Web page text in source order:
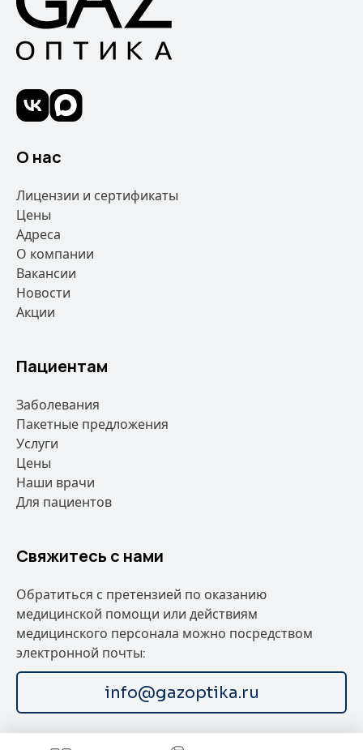
О нас
Лицензии и сертификаты
Цены
Адреса
О компании
Вакансии
Новости
Акции
Пациентам
Заболевания
Пакетные предложения
Услуги
Цены
Наши врачи
Для пациентов
Свяжитесь с нами
Обратиться с претензией по оказанию
медицинской помощи или действиям
медицинского персонала можно посредством
электронной почты:
info@gazoptika.ru